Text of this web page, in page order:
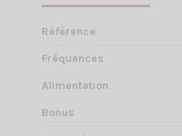
Référence
Fréquences
Alimentation
Bonus